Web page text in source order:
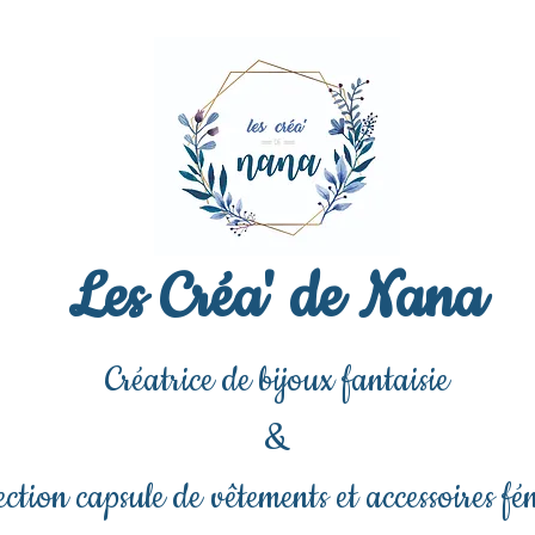
Les Créa' de Nana
Créatrice de bijoux fantaisie
&
capsule de vêtements et accessoires